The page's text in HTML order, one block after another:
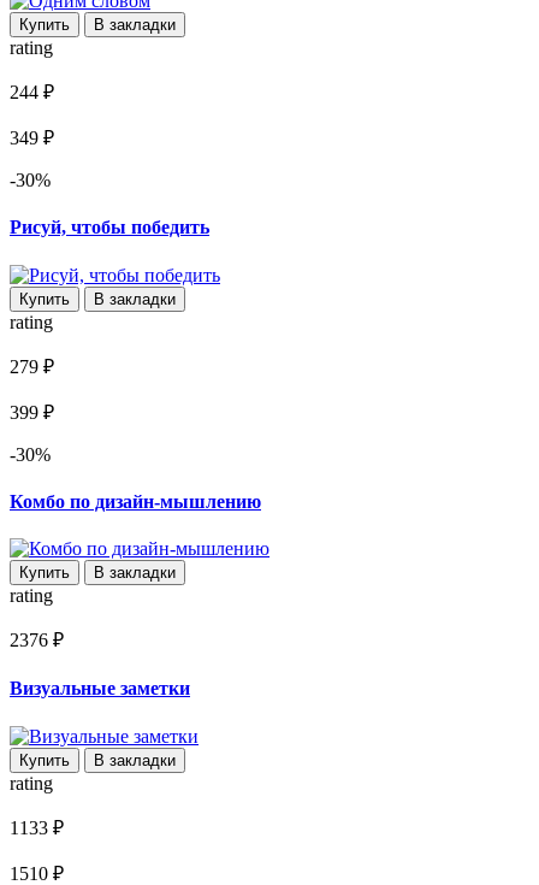
Купить В закладки
rating
244 ₽
349 ₽
-30%
Рисуй, чтобы победить
Купить В закладки
rating
279 ₽
399 ₽
-30%
Комбо по дизайн-мышлению
Купить В закладки
rating
2376 ₽
Визуальные заметки
Купить В закладки
rating
1133 ₽
1510 ₽